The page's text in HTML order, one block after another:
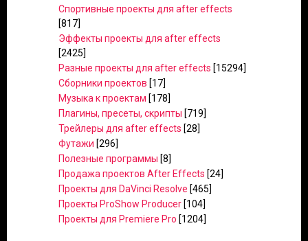
Спортивные проекты для after effects
[817]
Эффекты проекты для after effects
[2425]
Разные проекты для after effects [15294]
Сборники проектов [17]
Музыка к проектам [178]
Плагины, пресеты, скрипты [719]
Трейлеры для after effects [28]
Футажи [296]
Полезные программы [8]
Продажа проектов After Effects [24]
Проекты для DaVinci Resolve [465]
Проекты ProShow Producer [104]
Проекты для Premiere Pro [1204]